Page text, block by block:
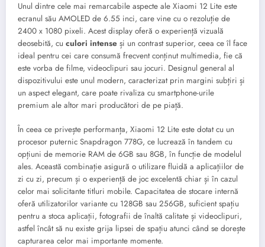
Unul dintre cele mai remarcabile aspecte ale Xiaomi 12 Lite este
ecranul său AMOLED de 6.55 inci, care vine cu o rezoluție de
2400 x 1080 pixeli. Acest display oferă o experiență vizuală
deosebită, cu culori intense și un contrast superior, ceea ce îl face
ideal pentru cei care consumă frecvent conținut multimedia, fie că
este vorba de filme, videoclipuri sau jocuri. Designul general al
dispozitivului este unul modern, caracterizat prin margini subțiri și
un aspect elegant, care poate rivaliza cu smartphone-urile
premium ale altor mari producători de pe piață.
În ceea ce privește performanța, Xiaomi 12 Lite este dotat cu un
procesor puternic Snapdragon 778G, ce lucrează în tandem cu
opțiuni de memorie RAM de 6GB sau 8GB, în funcție de modelul
ales. Această combinație asigură o utilizare fluidă a aplicațiilor de
zi cu zi, precum și o experiență de joc excelentă chiar și în cazul
celor mai solicitante titluri mobile. Capacitatea de stocare internă
oferă utilizatorilor variante cu 128GB sau 256GB, suficient spațiu
pentru a stoca aplicații, fotografii de înaltă calitate și videoclipuri,
astfel încât să nu existe grija lipsei de spațiu atunci când se dorește
capturarea celor mai importante momente.